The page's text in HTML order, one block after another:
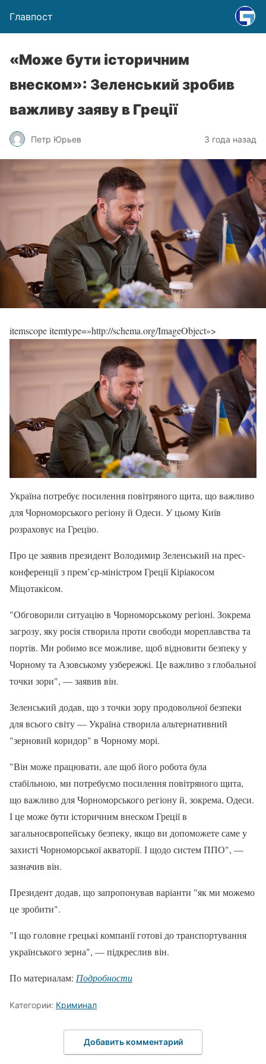
Главпост
«Може бути історичним
внеском»: Зеленський зробив
важливу заяву в Греції
Петр Юрьев 3 года назад
itemscope itemtype=»http://schema.org/ImageObject»>
Україна потребує посилення повітряного щита, що важливо
для Чорноморського регіону й Одеси. У цьому Київ
розраховує на Грецію.
Про це заявив президент Володимир Зеленський на прес-
конференції з прем’єр-міністром Греції Кіріакосом
Міцотакісом.
"Обговорили ситуацію в Чорноморському регіоні. Зокрема
загрозу, яку росія створила проти свободи мореплавства та
портів. Ми робимо все можливе, щоб відновити безпеку у
Чорному та Азовському узбережжі. Це важливо з глобальної
точки зори", — заявив він.
Зеленський додав, що з точки зору продовольчої безпеки
для всього світу — Україна створила альтернативний
"зерновий коридор" в Чорному морі.
"Він може працювати, але щоб його робота була
стабільною, ми потребуємо посилення повітряного щита,
що важливо для Чорноморського регіону й, зокрема, Одеси.
І це може бути історичним внеском Греції в
загальноєвропейську безпеку, якщо ви допоможете саме у
захисті Чорноморської акваторії. І щодо систем ППО", —
зазначив він.
Президент додав, що запропонував варіанти "як ми можемо
це зробити".
"І що головне грецькі компанії готові до транспортування
українського зерна", — підкреслив він.
По материалам: Подробности
Категории: Криминал
Добавить комментарий